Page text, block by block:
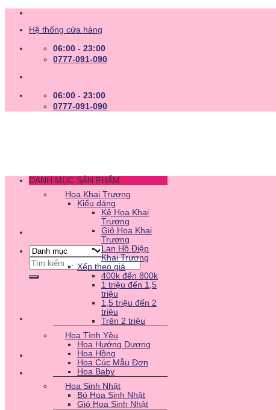
Skip
contentHệ thống cửa hàng
06:00 - 23:00
0777-091-090
06:00 - 23:00
0777-091-090
Tìm
kiếm:
DANH MỤC SẢN PHẨM
Hoa Khai Trương
Kiểu dáng
Kệ Hoa Khai
Trương
Giỏ Hoa Khai
Trương
Lan Hồ Điệp
Khai Trương
Xếp theo giá
400k đến 800k
1 triệu đến 1,5
triệu
1,5 triệu đến 2
triệu
Trên 2 triệu
Hoa Tình Yêu
Hoa Hướng Dương
Hoa Hồng
Hoa Cúc Mẫu Đơn
Hoa Baby
Hoa Sinh Nhật
Bó Hoa Sinh Nhật
Giỏ Hoa Sinh Nhật